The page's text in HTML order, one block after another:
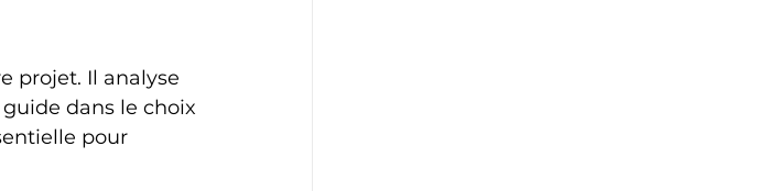
projet. Il analyse
dans le choix
pour